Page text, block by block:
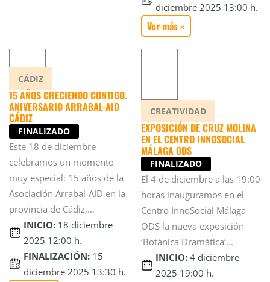
diciembre 2025 13:00 h.
Ver más »
CÁDIZ
15 AÑOS CRECIENDO CONTIGO.
ANIVERSARIO ARRABAL-AID
CÁDIZ
FINALIZADO
Este 18 de diciembre
celebramos un momento
muy especial: 15 años de la
Asociación Arrabal-AID en la
provincia de Cádiz,...
INICIO: 18 diciembre
2025 12:00 h.
FINALIZACIÓN: 15
diciembre 2025 13:30 h.
CREATIVIDAD
EXPOSICIÓN DE CRUZ MOLINA
EN EL CENTRO INNOSOCIAL
MÁLAGA ODS
FINALIZADO
El 4 de diciembre a las 19:00
horas inauguramos en el
Centro InnoSocial Málaga
ODS la nueva exposición
‘Botánica Dramática’...
INICIO: 4 diciembre
2025 19:00 h.